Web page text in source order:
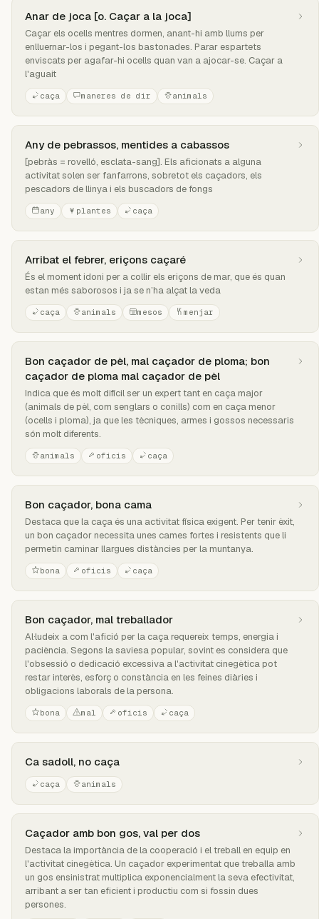
Anar de joca [o. Caçar a la joca]
Caçar els ocells mentres dormen, anant-hi amb llums per
enlluernar-los i pegant-los bastonades. Parar espartets
enviscats per agafar-hi ocells quan van a ajocar-se. Caçar a
l'aguait
caça maneres de dir animals
Any de pebrassos, mentides a cabassos
[pebràs = rovelló, esclata-sang]. Els aficionats a alguna
activitat solen ser fanfarrons, sobretot els caçadors, els
pescadors de llinya i els buscadors de fongs
any plantes caça
Arribat el febrer, eriçons caçaré
És el moment idoni per a collir els eriçons de mar, que és quan
estan més saborosos i ja se n’ha alçat la veda
caça animals mesos menjar
Bon caçador de pèl, mal caçador de ploma; bon
caçador de ploma mal caçador de pèl
Indica que és molt difícil ser un expert tant en caça major
(animals de pèl, com senglars o conills) com en caça menor
(ocells i ploma), ja que les tècniques, armes i gossos necessaris
són molt diferents.
animals oficis caça
Bon caçador, bona cama
Destaca que la caça és una activitat física exigent. Per tenir èxit,
un bon caçador necessita unes cames fortes i resistents que li
permetin caminar llargues distàncies per la muntanya.
bona oficis caça
Bon caçador, mal treballador
Al·ludeix a com l'afició per la caça requereix temps, energia i
paciència. Segons la saviesa popular, sovint es considera que
l'obsessió o dedicació excessiva a l'activitat cinegètica pot
restar interès, esforç o constància en les feines diàries i
obligacions laborals de la persona.
bona mal oficis caça
Ca sadoll, no caça
caça animals
Caçador amb bon gos, val per dos
Destaca la importància de la cooperació i el treball en equip en
l'activitat cinegètica. Un caçador experimentat que treballa amb
un gos ensinistrat multiplica exponencialment la seva efectivitat,
arribant a ser tan eficient i productiu com si fossin dues
persones.